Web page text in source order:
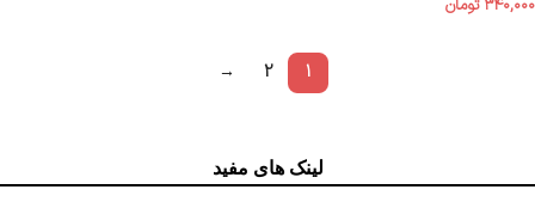
۳۴۰,۰۰۰ تومان
1
2
→
لینک های مفید